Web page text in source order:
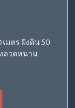
มตร ฝังดิน 50
ลวดหนาม